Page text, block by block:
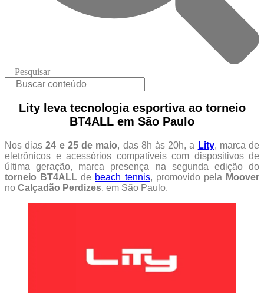
Pesquisar
Lity leva tecnologia esportiva ao torneio
BT4ALL em São Paulo
Nos dias24 e 25 de maio, das 8h às 20h, a Lity, marca de
eletrônicos e acessórios compatíveis com dispositivos de
última geração, marca presença na segunda edição do
torneio BT4ALL de beach tennis, promovido pela Moover
no Calçadão Perdizes, em São Paulo.